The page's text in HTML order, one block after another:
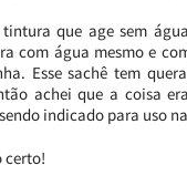
que age sem
com água mesmo e
Esse sachê tem
achei que a coisa
indicado para uso
certo!